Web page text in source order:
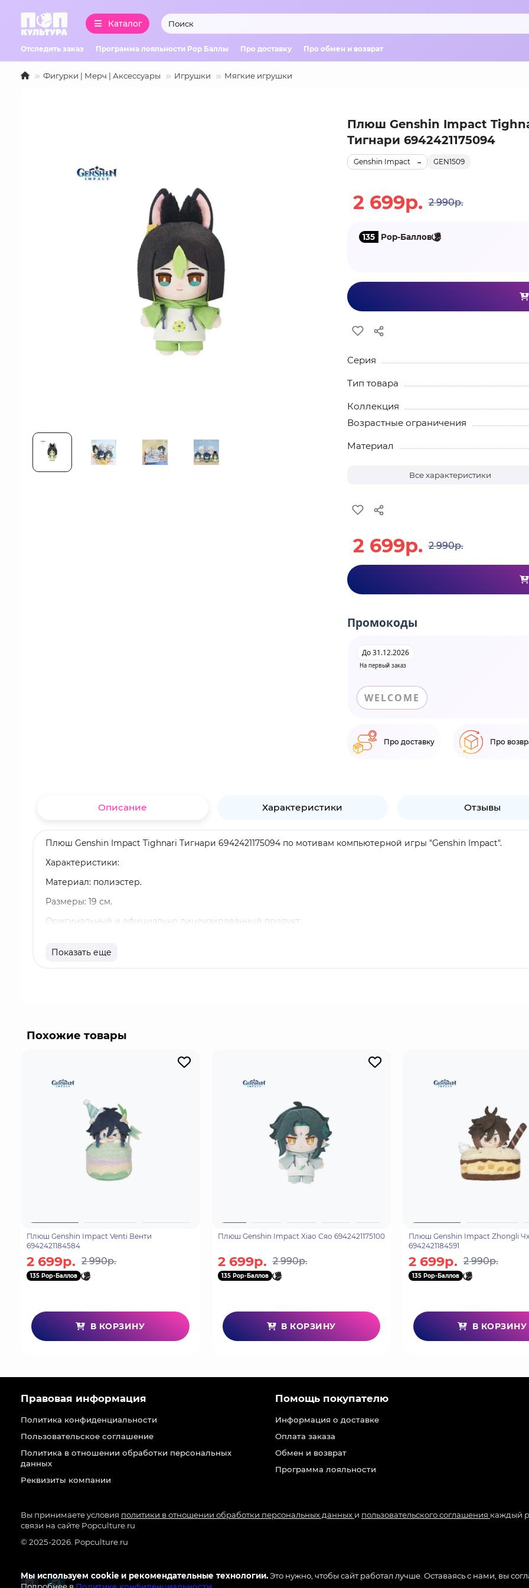
Каталог
Отследить заказ Программа лояльности Pop Баллы Про доставку Про обмен и возврат
Фигурки | Мерч | Аксессуары Игрушки Мягкие игрушки
Плюш Genshin Impact
Тигнари 6942421175094
GEN1509
Genshin Impact
2 699р. 2 990р.
135 Pop-Баллов
Серия
Тип товара
Коллекция
Возрастные ограничения
Материал
Все характеристики
2 699р. 2 990р.
Промокоды
На первый заказ
До 31.12.2026
WELCOME
Про доставку Про
Описание Характеристики Отзывы
Плюш Genshin Impact Tighnari Тигнари 6942421175094 по мотивам компьютерной игры "Genshin Impact".
Характеристики:
Материал: полиэстер.
Размеры: 19 см.
Оригинальный и официально лицензированный продукт.
Тигнари - учёный-ботаник, который выступает как лесной страж Авидьи. Он патрулирует тропический лес
возглавляя рейтинги и собирая многомиллионную аудиторию. Компания-разработчик miHoYo выпускает
Показать еще
Похожие товары
Плюш Genshin Impact Venti Венти
6942421184584
2 699р. 2 990р.
135 Pop-Баллов
В КОРЗИНУ
Плюш Genshin Impact Xiao Сяо 6942421175100
2 699р. 2 990р.
135 Pop-Баллов
В КОРЗИНУ
Плюш Genshin Impact Zhongli
6942421184591
2 699р. 2 990р.
135 Pop-Баллов
В КОРЗИНУ
Мы используем cookie и рекомендательные технологии.Это нужно, чтобы сайт работал лучше. Оставаясь с нами, вы
Правовая информация
Политика конфиденциальности
Пользовательское соглашение
Политика в отношении обработки персональных
данных
Реквизиты компании
Помощь покупателю
Информация о доставке
Оплата заказа
Обмен и возврат
Программа лояльности
Вы принимаете условия политики в отношении обработки персональных данных и пользовательского соглашения каждый
связи на сайте Popculture.ru
© 2025-2026. Popculture.ru